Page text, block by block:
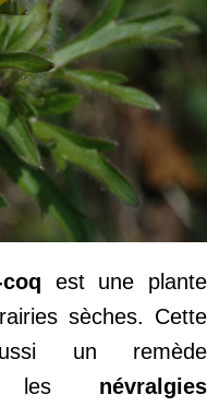
est une plante
sèches. Cette
un remède
les névralgies